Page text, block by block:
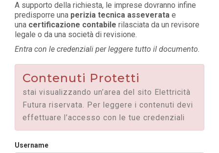
A supporto della richiesta, le imprese dovranno infine
predisporre una perizia tecnica asseverata e
una certificazione contabile rilasciata da un revisore
legale o da una società di revisione.
Entra con le credenziali per leggere tutto il documento.
Contenuti Protetti
stai visualizzando un’area del sito Elettricità
Futura riservata. Per leggere i contenuti devi
effettuare l’accesso con le tue credenziali
Username